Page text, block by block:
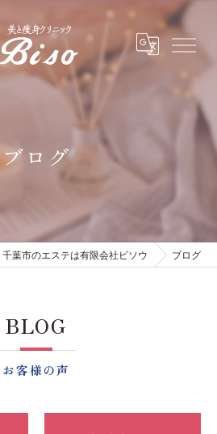
ブログ
千葉市のエステは有限会社ビソウ ブログ
BLOG
お客様の声